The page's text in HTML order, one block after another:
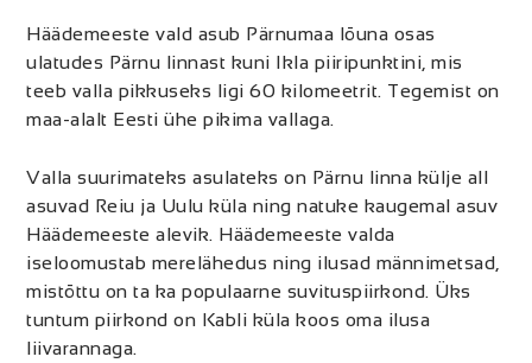
Häädemeeste vald asub Pärnumaa lõuna osas
ulatudes Pärnu linnast kuni Ikla piiripunktini, mis
teeb valla pikkuseks ligi 60 kilomeetrit. Tegemist on
maa-alalt Eesti ühe pikima vallaga.
Valla suurimateks asulateks on Pärnu linna külje all
asuvad Reiu ja Uulu küla ning natuke kaugemal asuv
Häädemeeste alevik. Häädemeeste valda
iseloomustab merelähedus ning ilusad männimetsad,
mistõttu on ta ka populaarne suvituspiirkond. Üks
tuntum piirkond on Kabli küla koos oma ilusa
liivarannaga.